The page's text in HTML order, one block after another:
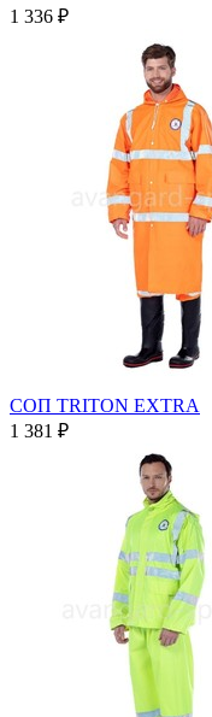
1 336 ₽
СОП TRITON EXTRA
1 381 ₽